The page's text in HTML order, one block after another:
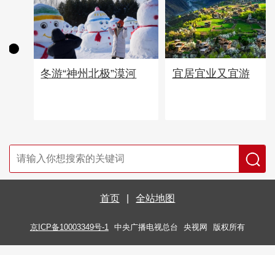
冬游“神州北极”漠河 宜居宜业又宜游
首页 全站地图
京ICP备10003349号-1 中央广播电视总台 央视网 版权所有